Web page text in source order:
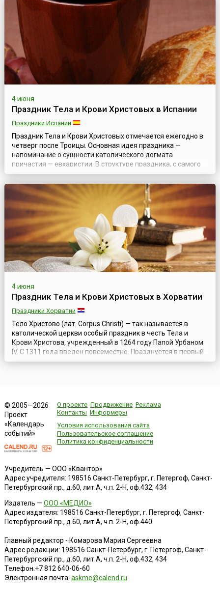
церкви, при совершении таинства Евхаристии хлеб и вино
превращаются в плоть и кровь Ии...
4 июня
Праздник Тела и Крови Христовых в Испании
Праздники Испании
Праздник Тела и Крови Христовых отмечается ежегодно в
четверг после Троицы. Основная идея праздника —
напоминание о сущности католического догмата
причастия — евхаристии. В структуре праздника, с самого
начала, выделялись торжественная процессия по улицам
города и праздничная месса в соборе. В прошлые столетия,
при богослужении разыгрывалось так называемое «auto
sacramental» (священное действо...
4 июня
Праздник Тела и Крови Христовых в Хорватии
Праздники Хорватии
Тело Христово (лат. Corpus Christi) — так называется в
католической церкви особый праздник в честь Тела и
Крови Христова, учрежденный в 1264 году Папой Урбаном
IV. С 1311 года введен повсеместно. Празднуется в первый
четверг после дня Троицы. В день празднования Тела
© 2005—2026
Проект
«Календарь
событий»
О проекте Продвижение Реклама
Контакты Информеры
Условия использования сайта
Пользовательское соглашение
Политика конфиденциальности
Учредитель — ООО «Квантор»
Адрес учредителя: 198516 Санкт-Петербург, г. Петергоф, Санкт-
Петербургский пр., д.60, лит.А, ч.п. 2-Н, оф.432, 434
Издатель — ООО «МЕДИО»
Адрес издателя: 198516 Санкт-Петербург, г. Петергоф, Санкт-
Петербургский пр., д.60, лит.А, ч.п. 2-Н, оф.440
Главный редактор - Комарова Мария Сергеевна
Адрес редакции: 198516 Санкт-Петербург, г. Петергоф, Санкт-
Петербургский пр., д.60, лит.А, ч.п. 2-Н, оф.432, 434
Телефон:+7 812 640-06-60
Электронная почта: askme@calend.ru